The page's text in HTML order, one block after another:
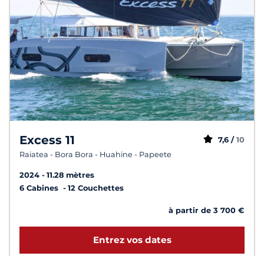
Excess 11
Raiatea - Bora Bora - Huahine - Papeete
7,6 / 10
2024
11.28 mètres
6 Cabines
12 Couchettes
à partir de 3 700 €
Entrez vos dates